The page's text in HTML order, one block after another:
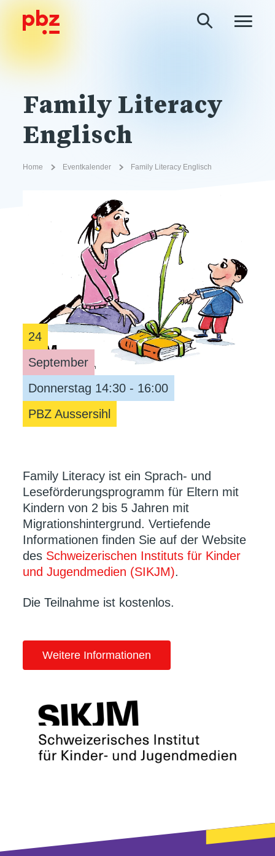
Family Literacy
Englisch
Home Eventkalender Family Literacy Englisch
24
September
Donnerstag 14:30 - 16:00
PBZ Aussersihl
Family Literacy ist ein Sprach- und
Leseförderungsprogramm für Eltern mit
Kindern von 2 bis 5 Jahren mit
Migrationshintergrund. Vertiefende
Informationen finden Sie auf der Website
des Schweizerischen Instituts für Kinder
und Jugendmedien (SIKJM).
Die Teilnahme ist kostenlos.
Weitere Informationen